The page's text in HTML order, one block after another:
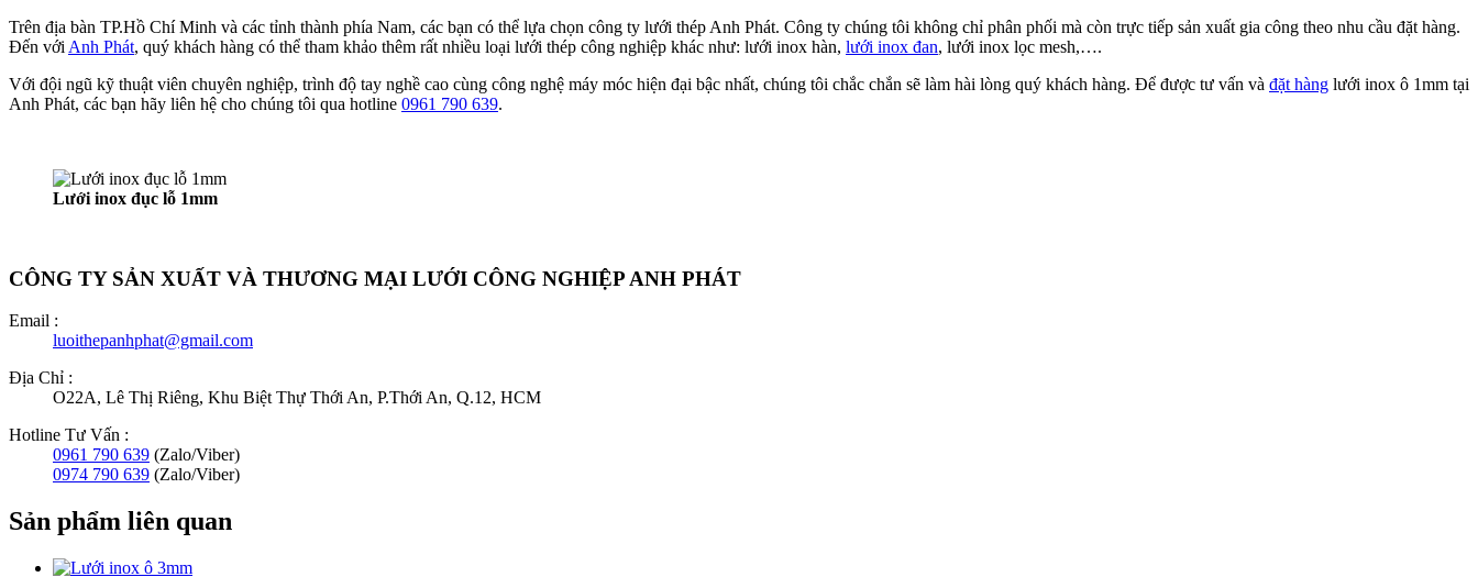
Trên địa bàn TP.Hồ Chí Minh và các tỉnh thành phía Nam, các bạn có thể lựa chọn công ty lưới thép Anh Phát. Công ty chúng tôi không chỉ phân phối mà còn trực tiếp sản xuất gia công theo nhu cầu đặt hàng.
Đến với Anh Phát, quý khách hàng có thể tham khảo thêm rất nhiều loại lưới thép công nghiệp khác như: lưới inox hàn, lưới inox đan, lưới inox lọc mesh,….
Với đội ngũ kỹ thuật viên chuyên nghiệp, trình độ tay nghề cao cùng công nghệ máy móc hiện đại bậc nhất, chúng tôi chắc chắn sẽ làm hài lòng quý khách hàng. Để được tư vấn và đặt hàng lưới inox ô 1mm tại
Anh Phát, các bạn hãy liên hệ cho chúng tôi qua hotline 0961 790 639.
Lưới inox đục lỗ 1mm
CÔNG TY SẢN XUẤT VÀ THƯƠNG MẠI LƯỚI CÔNG NGHIỆP ANH PHÁT
Email :
luoithepanhphat@gmail.com
Địa Chỉ :
O22A, Lê Thị Riêng, Khu Biệt Thự Thới An, P.Thới An, Q.12, HCM
Hotline Tư Vấn :
0961 790 639 (Zalo/Viber)
0974 790 639 (Zalo/Viber)
Sản phẩm liên quan